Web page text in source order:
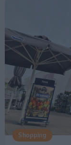
Shopping